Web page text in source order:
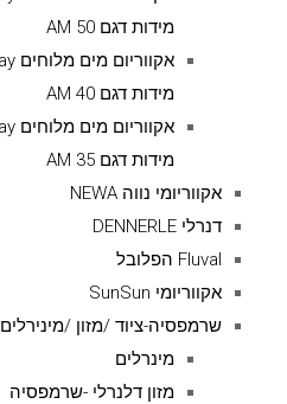
מידות דגם AM 50
מידות דגם AM 40
מידות דגם AM 35
אקווריומי נווה NEWA
דנרלי DENNERLE
Fluval הפלובל
אקווריומי SunSun
שרמפסיה-ציוד /מזון /מינירלים
מינרלים
מזון דלנרלי -שרמפסיה